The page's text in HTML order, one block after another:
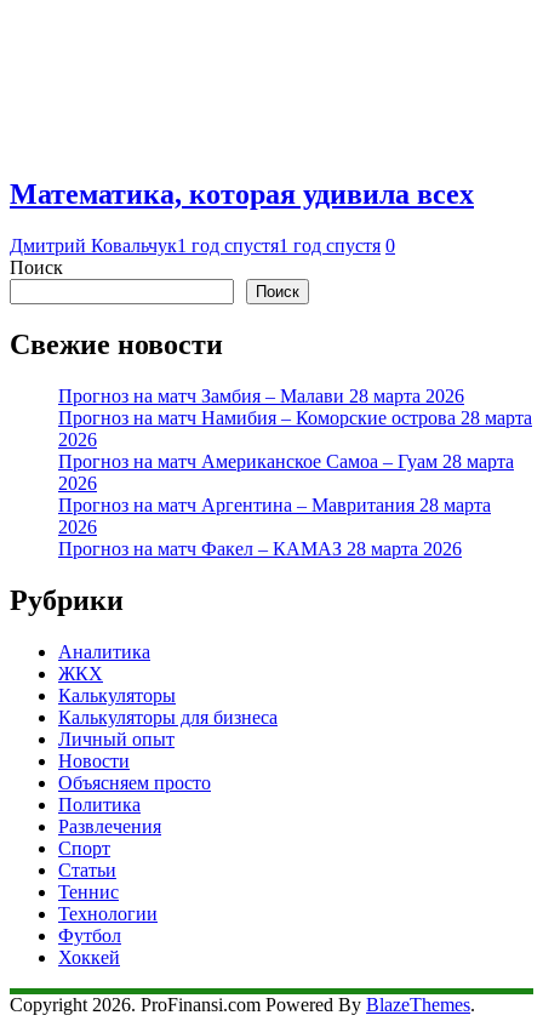
Математика, которая удивила всех
Дмитрий Ковальчук1 год спустя1 год спустя 0
Поиск
Поиск
Свежие новости
Прогноз на матч Замбия – Малави 28 марта 2026
Прогноз на матч Намибия – Коморские острова 28 марта
2026
Прогноз на матч Американское Самоа – Гуам 28 марта
2026
Прогноз на матч Аргентина – Мавритания 28 марта
2026
Прогноз на матч Факел – КАМАЗ 28 марта 2026
Рубрики
Аналитика
ЖКХ
Калькуляторы
Калькуляторы для бизнеса
Личный опыт
Новости
Объясняем просто
Политика
Развлечения
Спорт
Статьи
Теннис
Технологии
Футбол
Хоккей
Copyright 2026. ProFinansi.com Powered By BlazeThemes.